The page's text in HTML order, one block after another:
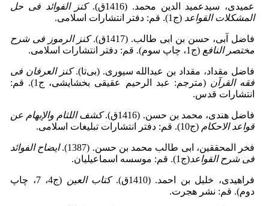
عمیدی، سیدعمید الدین محمد‌. (1416‌ق).
کنز الفوائد فی حل
المشکلات القواعد (ج1). قم: دفتر انتشارات اسلامی.
فاضل آبی، حسن بن ابی طالب‌. (1417‌ق).
کنز الرموز فی شرح
مختصر النافع (ج1‌، چاپ سوم). قم: دفتر انتشارات اسلامی.
فاضل مقداد، مقداد بن عبدالله سیوری‌. (بی‌تا‌).کنز العرفان فی
فقه القرآن
(مترجم: عبد الرحیم عقیقی بخشایشی، ج1). قم:
انتشارات قدس.
فاضل هندی، محمد بن حسن‌. (1416ق).
کشف اللثام والإبهام عن
قواعد الاحکام (ج10). قم: دفتر انتشارات تبلیغات اسلامی.
فخر المحققین، ابی طالب محمد بن حسن‌. (1387‌).
ایضاح الفوائد
فی شرح القواعد(ج1). قم: موسسه اسماعیلیان.
فراهیدی، خلیل بن احمد‌. (1410ق). کتاب العین
(ج4، 7‌، چاپ
دوم). قم: نشر هجرت.